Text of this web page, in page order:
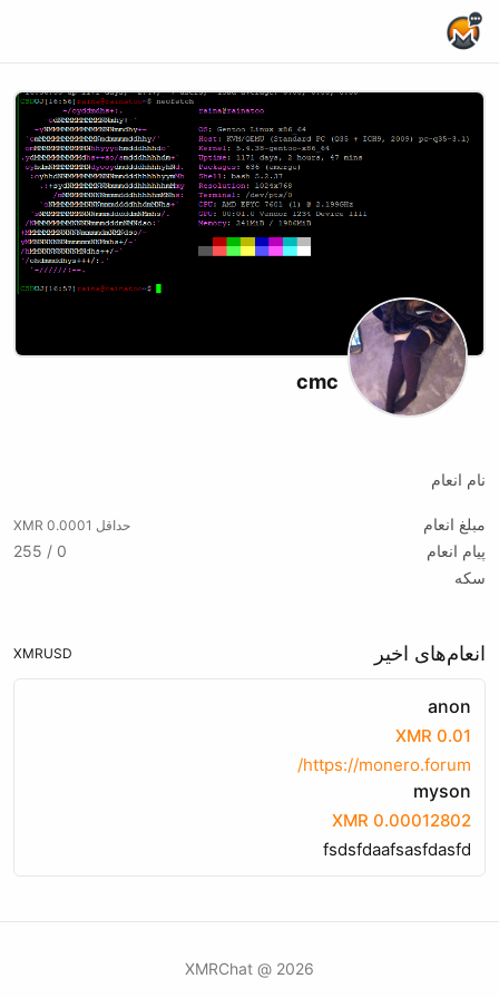
cmc
نام انعام
مبلغ انعام حداقل 0.0001 XMR
پیام انعام
0 / 255
سکه
انعام‌های اخیر USD
XMR
anon
0.01 XMR
https://monero.forum/
myson
0.00012802 XMR
fsdsfdaafsasfdasfd
2026 @ XMRChat